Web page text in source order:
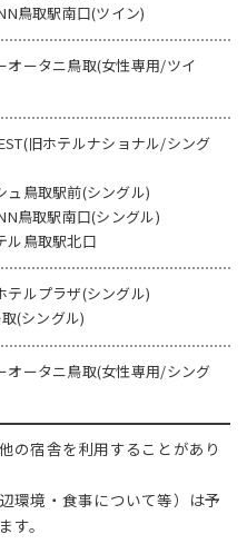
鳥取駅南口(ツイン)
オータニ鳥取(女性専用/ツイ
旧ホテルナショナル/シング
ュ鳥取駅前(シングル)
鳥取駅南口(シングル)
ル鳥取駅北口
テルプラザ(シングル)
(シングル)
オータニ鳥取(女性専用/シング
の宿舎を利用することがあり
環境・食事について等）は予
す。